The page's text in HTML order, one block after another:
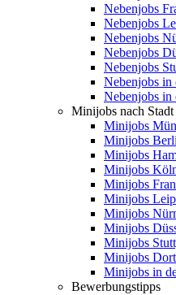
Nebenjobs
Nebenjobs
Nebenjobs
Nebenjobs
Nebenjobs
Nebenjobs in
Nebenjobs in
Minijobs nach Stadt
Minijobs
Minijobs
Minijobs
Minijobs
Minijobs
Minijobs
Minijobs
Minijobs
Minijobs
Minijobs
Minijobs in
Bewerbungstipps